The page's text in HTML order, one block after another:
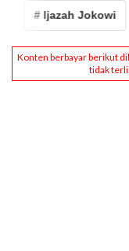
# Ijazah Jokowi